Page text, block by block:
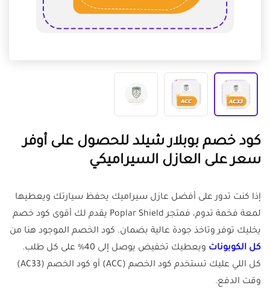
كود خصم بوبلار شيلد للحصول على أوفر
سعر على العازل السيراميكي
إذا كنت تدور على أفضل عازل سيراميك يحفظ سيارتك ويعطيها
لمعة فخمة تدوم، فمتجر Poplar Shield يقدم لك أقوى كود خصم
يخليك توفر وتاخذ جودة عالية بضمان. كود الخصم الموجود هنا من
كل الكوبونات
ويعطيك تخفيض يوصل إلى 40% على كل طلب.
كل اللي عليك تستخدم كود الخصم (ACC) أو كود الخصم (AC33)
وقت الدفع.